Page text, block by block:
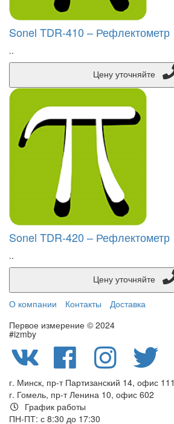
Sonel TDR-410 – Рефлектометр
..
Sonel TDR-420 – Рефлектометр
..
О компании Контакты
Доставка
Первое измерение © 2024
#izmby
г. Минск, пр-т Партизанский 14, офис 111
г. Гомель, пр-т Ленина 10, офис 602
График работы
ПН-ПТ: с 8:30 до 17:30